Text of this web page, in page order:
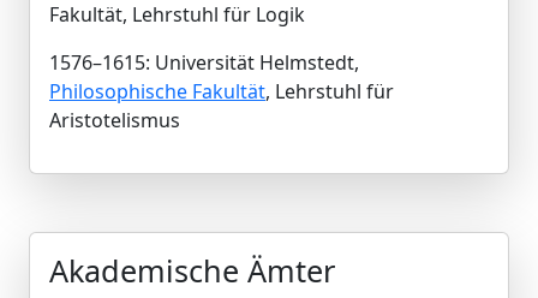
Fakultät, Lehrstuhl für Logik
1576–1615: Universität Helmstedt,
Philosophische Fakultät, Lehrstuhl für
Aristotelismus
Akademische Ämter